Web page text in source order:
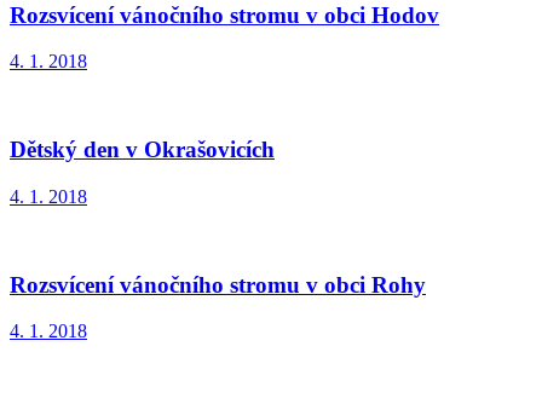
Rozsvícení vánočního stromu v obci Hodov
4. 1. 2018
Dětský den v Okrašovicích
4. 1. 2018
Rozsvícení vánočního stromu v obci Rohy
4. 1. 2018